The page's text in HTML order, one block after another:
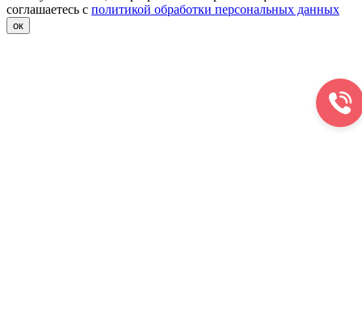
соглашаетесь с политикой обработки персональных данных
ок